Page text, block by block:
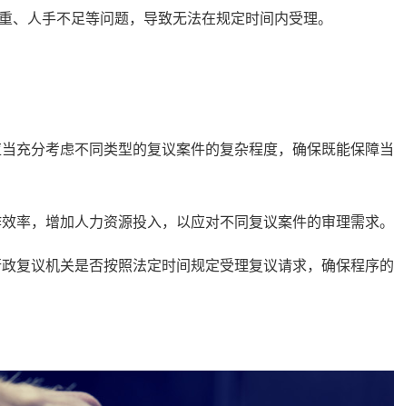
人手不足等问题，导致无法在规定时间内受理。
分考虑不同类型的复议案件的复杂程度，确保既能保障当
，增加人力资源投入，以应对不同复议案件的审理需求。
议机关是否按照法定时间规定受理复议请求，确保程序的